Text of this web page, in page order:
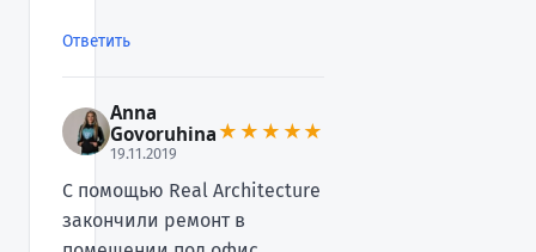
Ответить
Anna
Govoruhina
19.11.2019
★★★★★
С помощью Real Architecture
закончили ремонт в